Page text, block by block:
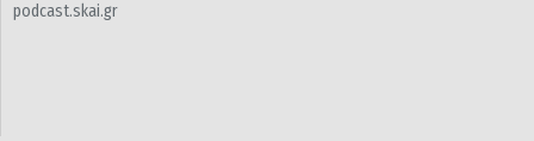
podcast.skai.gr